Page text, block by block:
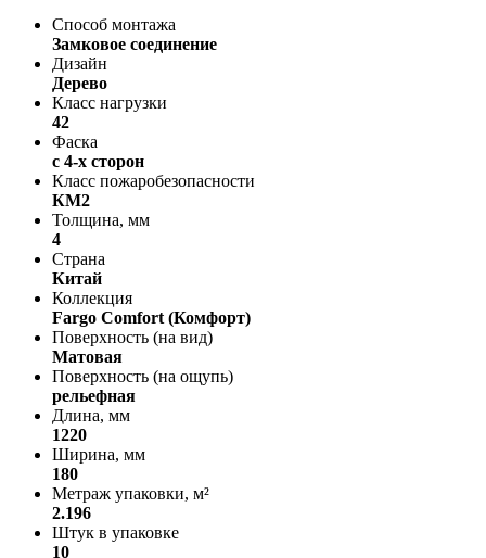
Способ монтажа
Замковое соединение
Дизайн
Дерево
Класс нагрузки
42
Фаска
с 4-х сторон
Класс пожаробезопасности
КМ2
Толщина, мм
4
Страна
Китай
Коллекция
Fargo Comfort (Комфорт)
Поверхность (на вид)
Матовая
Поверхность (на ощупь)
рельефная
Длина, мм
1220
Ширина, мм
180
Метраж упаковки, м²
2.196
Штук в упаковке
10